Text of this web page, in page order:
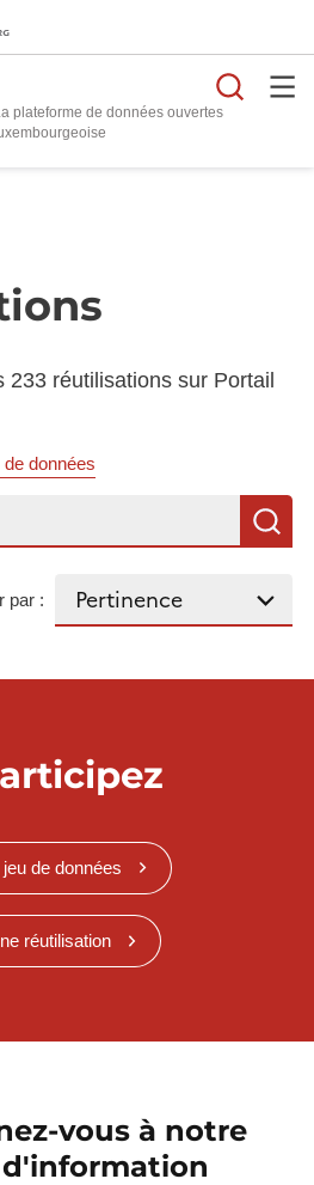
plateforme de données ouvertes
réutilisations sur Portail
données
par :
de données
réutilisation
vous à notre